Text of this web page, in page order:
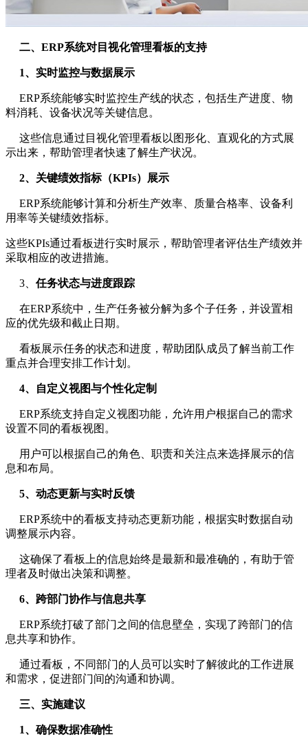
二、ERP系统对目视化管理看板的支持
1、实时监控与数据展示
ERP系统能够实时监控生产线的状态，包括生产进度、物
料消耗、设备状况等关键信息。
这些信息通过目视化管理看板以图形化、直观化的方式展
示出来，帮助管理者快速了解生产状况。
2、关键绩效指标（KPIs）展示
ERP系统能够计算和分析生产效率、质量合格率、设备利
用率等关键绩效指标。
这些KPIs通过看板进行实时展示，帮助管理者评估生产绩效并
采取相应的改进措施。
3、 任务状态与进度跟踪
在ERP系统中，生产任务被分解为多个子任务，并设置相
应的优先级和截止日期。
看板展示任务的状态和进度，帮助团队成员了解当前工作
重点并合理安排工作计划。
4、自定义视图与个性化定制
ERP系统支持自定义视图功能，允许用户根据自己的需求
设置不同的看板视图。
用户可以根据自己的角色、职责和关注点来选择展示的信
息和布局。
5、动态更新与实时反馈
ERP系统中的看板支持动态更新功能，根据实时数据自动
调整展示内容。
这确保了看板上的信息始终是最新和最准确的，有助于管
理者及时做出决策和调整。
6、跨部门协作与信息共享
ERP系统打破了部门之间的信息壁垒，实现了跨部门的信
息共享和协作。
通过看板，不同部门的人员可以实时了解彼此的工作进展
和需求，促进部门间的沟通和协调。
三、实施建议
1、确保数据准确性